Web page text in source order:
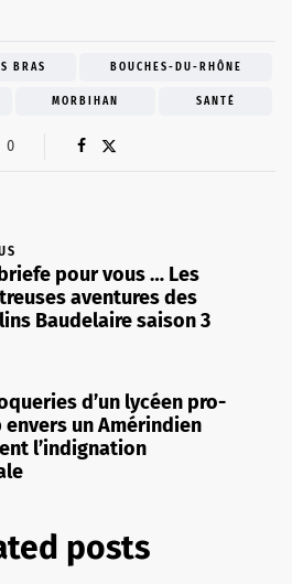
BRAS BOUCHES-DU-RHÔNE
MORBIHAN SANTÉ
0
pour vous … Les
aventures des
Baudelaire saison 3
d’un lycéen pro-
envers un Amérindien
l’indignation
posts